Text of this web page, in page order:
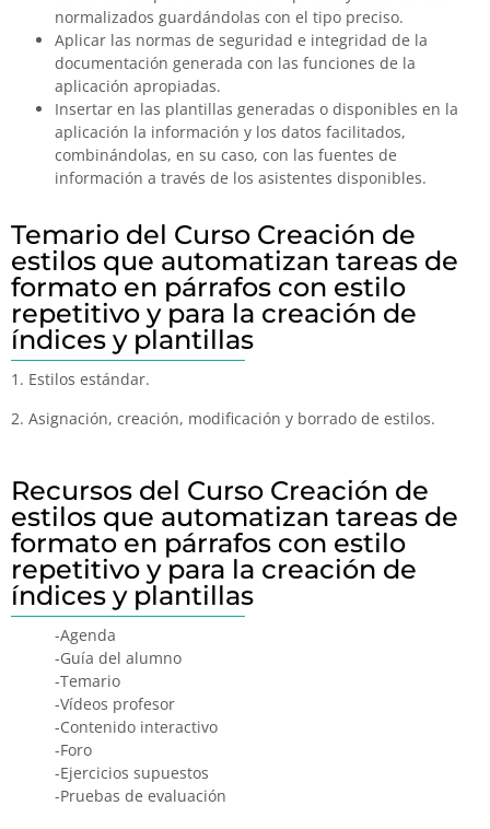
normalizados guardándolas con el tipo preciso.
Aplicar las normas de seguridad e integridad de la
documentación generada con las funciones de la
aplicación apropiadas.
Insertar en las plantillas generadas o disponibles en la
aplicación la información y los datos facilitados,
combinándolas, en su caso, con las fuentes de
información a través de los asistentes disponibles.
Temario del Curso Creación de
estilos que automatizan tareas de
formato en párrafos con estilo
repetitivo y para la creación de
índices y plantillas
1. Estilos estándar.
2. Asignación, creación, modificación y borrado de estilos.
Recursos del Curso Creación de
estilos que automatizan tareas de
formato en párrafos con estilo
repetitivo y para la creación de
índices y plantillas
-Agenda
-Guía del alumno
-Temario
-Vídeos profesor
-Contenido interactivo
-Foro
-Ejercicios supuestos
-Pruebas de evaluación